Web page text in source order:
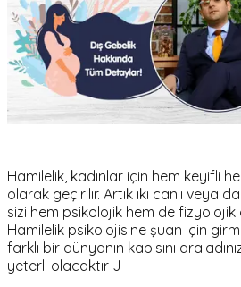
Hamilelik, kadınlar için hem keyifli
olarak geçirilir. Artık iki canlı veya
sizi hem psikolojik hem de
Hamilelik psikolojisine şuan için
farklı bir dünyanın kapısını
yeterli olacaktır J